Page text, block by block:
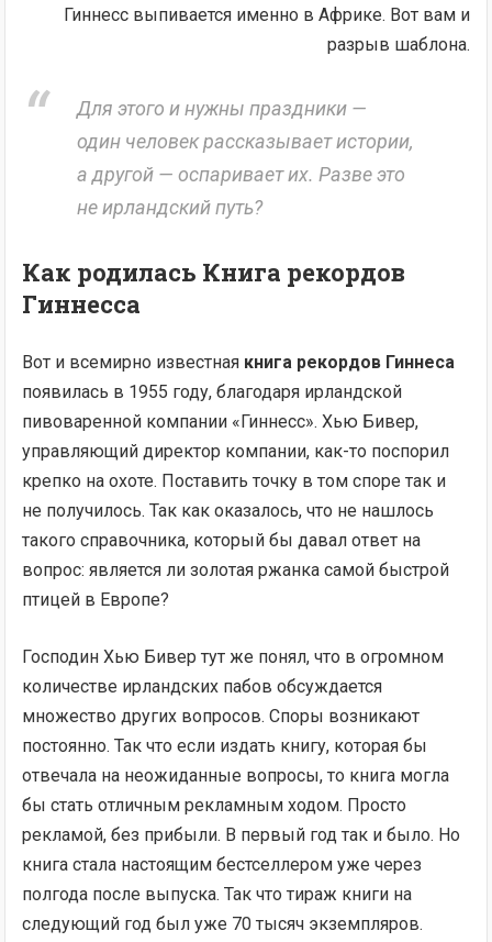
Гиннесс выпивается именно в Африке. Вот вам и
разрыв шаблона.
Для этого и нужны праздники —
один человек рассказывает истории,
а другой — оспаривает их. Разве это
не ирландский путь?
Как родилась Книга рекордов
Гиннесса
Вот и всемирно известная книга рекордов Гиннеса
появилась в 1955 году, благодаря ирландской
пивоваренной компании «Гиннесс». Хью Бивер,
управляющий директор компании, как-то поспорил
крепко на охоте. Поставить точку в том споре так и
не получилось. Так как оказалось, что не нашлось
такого справочника, который бы давал ответ на
вопрос: является ли золотая ржанка самой быстрой
птицей в Европе?
Господин Хью Бивер тут же понял, что в огромном
количестве ирландских пабов обсуждается
множество других вопросов. Споры возникают
постоянно. Так что если издать книгу, которая бы
отвечала на неожиданные вопросы, то книга могла
бы стать отличным рекламным ходом. Просто
рекламой, без прибыли. В первый год так и было. Но
книга стала настоящим бестселлером уже через
полгода после выпуска. Так что тираж книги на
следующий год был уже 70 тысяч экземпляров.